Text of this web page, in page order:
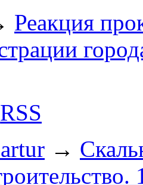
Реакция
RSS
→